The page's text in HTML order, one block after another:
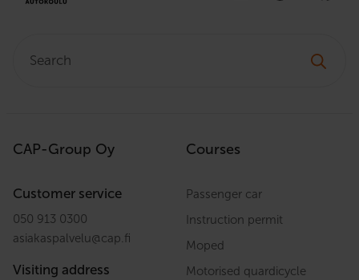
CAP-Group Oy
Customer service
050 913 0300
asiakaspalvelu@cap.fi
Visiting address
Courses
Passenger car
Instruction permit
Moped
Motorised quardicycle